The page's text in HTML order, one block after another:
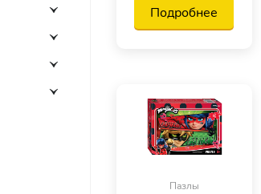
Подробнее
Пазлы